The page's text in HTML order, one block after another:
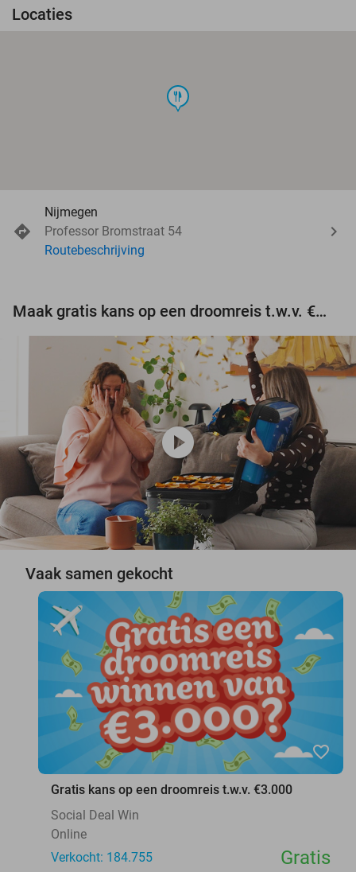
Locaties
food
Nijmegen
Professor Bromstraat 54
Routebeschrijving
Maak gratis kans op een droomreis t.w.v. €3.000!
play_circle
Vaak samen gekocht
favorite_border
Gratis kans op een droomreis t.w.v. €3.000
Social Deal Win
Online
Verkocht: 184.755
Gratis